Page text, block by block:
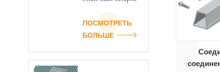
солнечных
черепичной крыше
ПОСМОТРЕТЬ
БОЛЬШЕ